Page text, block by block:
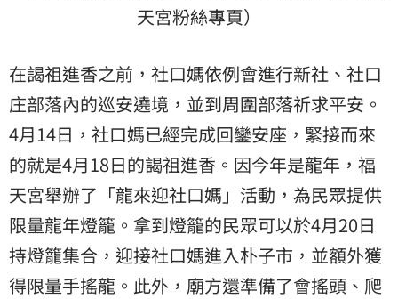
天宮粉絲專頁）
在謁祖進香之前，社口媽依例會進行新社、社口
庄部落內的巡安遶境，並到周圍部落祈求平安。
4月14日，社口媽已經完成回鑾安座，緊接而來
的就是4月18日的謁祖進香。因今年是龍年，福
天宮舉辦了「龍來迎社口媽」活動，為民眾提供
限量龍年燈籠。拿到燈籠的民眾可以於4月20日
持燈籠集合，迎接社口媽進入朴子市，並額外獲
得限量手搖龍。此外，廟方還準備了會搖頭、爬